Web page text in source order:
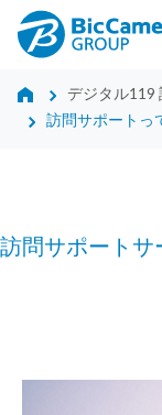
デジタル119
訪問サポートっ
訪問サポートサ